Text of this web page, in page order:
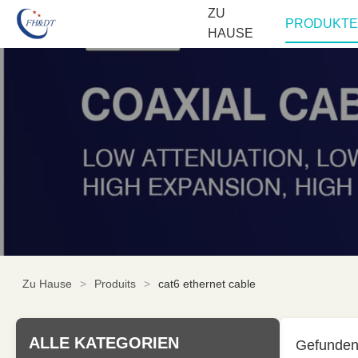
ZU
HAUSE
PRODUKTE
Zu Hause > Produits > cat6 ethernet cable
ALLE KATEGORIEN Gefunden